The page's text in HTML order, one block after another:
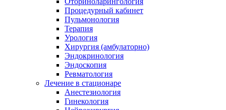
Процедурный кабинет
Пульмонология
Терапия
Урология
Хирургия (амбулаторно)
Эндокринология
Эндоскопия
Ревматология
Лечение в стационаре
Анестезиология
Гинекология